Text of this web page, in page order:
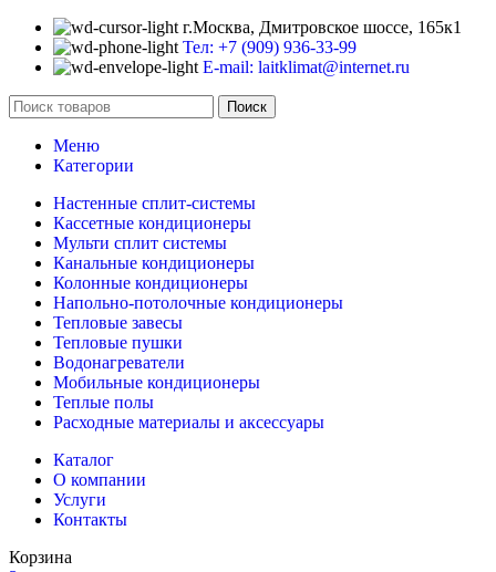
г.Москва, Дмитровское шоссе, 165к1
Тел: +7 (909) 936-33-99
E-mail: laitklimat@internet.ru
Поиск
Меню
Категории
Настенные сплит-системы
Кассетные кондиционеры
Мульти сплит системы
Канальные кондиционеры
Колонные кондиционеры
Напольно-потолочные кондиционеры
Тепловые завесы
Тепловые пушки
Водонагреватели
Мобильные кондиционеры
Теплые полы
Расходные материалы и аксессуары
Каталог
О компании
Услуги
Контакты
Корзина